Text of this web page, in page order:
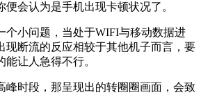
会认为是手机出现卡顿状况了。
个小问题，当处于WIFI与移动数据进
现断流的反应相较于其他机子而言，要
让人急得不行。
峰时段，那呈现出的转圈圈画面，会致